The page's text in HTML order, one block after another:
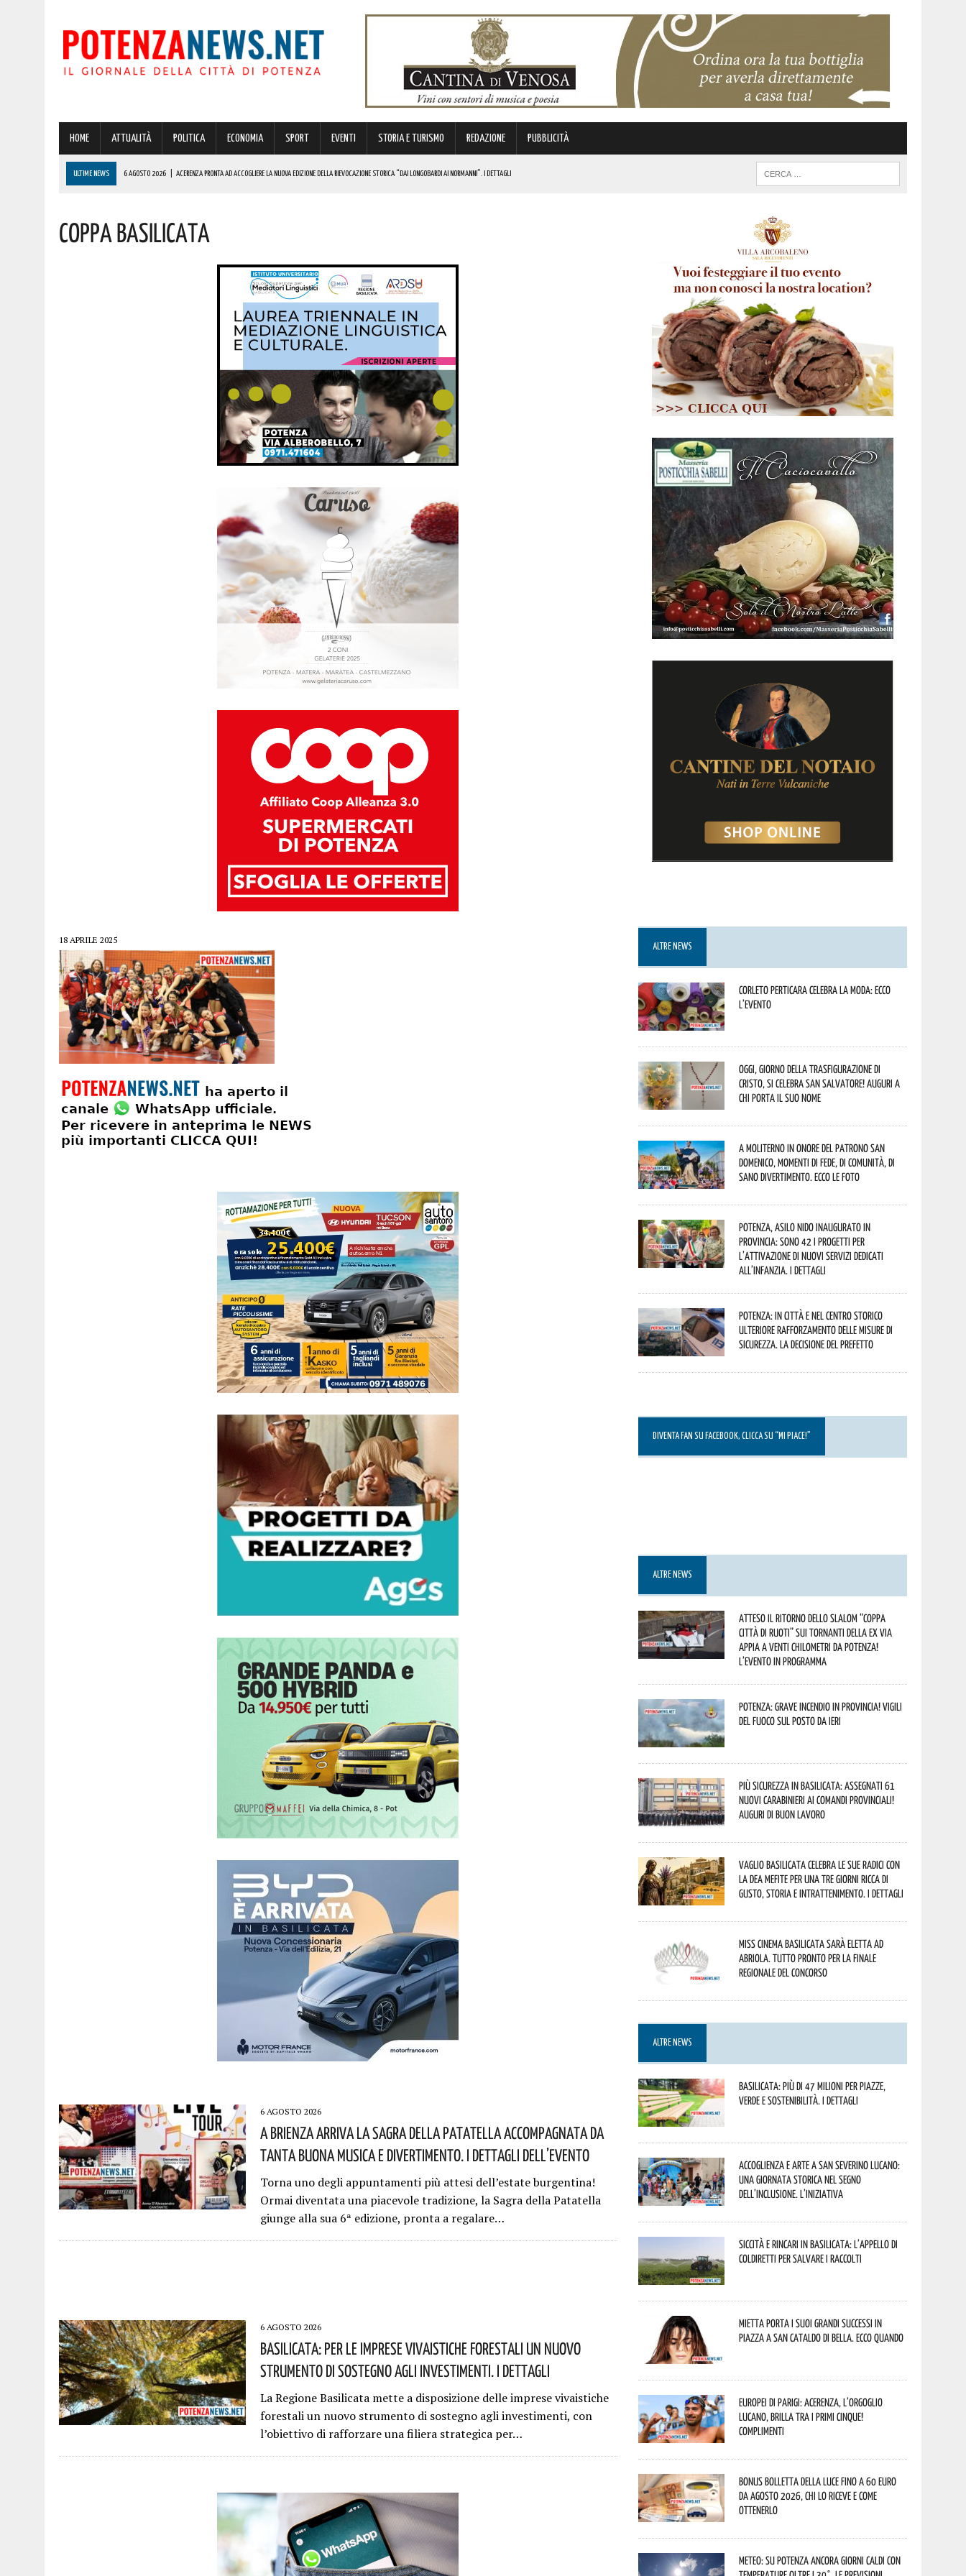
HOME ATTUALITÀ POLITICA ECONOMIA SPORT EVENTI STORIA E TURISMO REDAZIONE PUBBLICITÀ
ULTIME NEWS 6 AGOSTO 2026 ACERENZA PRONTA AD ACCOGLIERE LA NUOVA EDIZIONE DELLA RIEVOCAZIONE STORICA “DAI LONGOBARDI AI NORMANNI”. I DETTAGLI
6 AGOSTO 2026 | BASILICATA: PER LE IMPRESE VIVAISTICHE FORESTALI UN NUOVO STRUMENTO DI SOSTEGNO AGLI INVESTIMENTI. I DETTAGLI
POTENZA, INCENDIO IN UN’ABITAZIONE IN PROVINCIA!
Coppa Basilicata
18 APRILE 2025
6 AGOSTO 2026
A Brienza Arriva La Sagra Della Patatella Accompagnata Da
Tanta Buona Musica E Divertimento. I Dettagli Dell’evento
Torna uno degli appuntamenti più attesi dell’estate burgentina!
Ormai diventata una piacevole tradizione, la Sagra della Patatella
giunge alla sua 6ª edizione, pronta a regalare…
6 AGOSTO 2026
Basilicata: Per Le Imprese Vivaistiche Forestali Un Nuovo
Strumento Di Sostegno Agli Investimenti. I Dettagli
La Regione Basilicata mette a disposizione delle imprese vivaistiche
forestali un nuovo strumento di sostegno agli investimenti, con
l’obiettivo di rafforzare una filiera strategica per…
ALTRE NEWS
Corleto Perticara celebra la moda: ecco
l’evento
Oggi, giorno della Trasfigurazione di
Cristo, si celebra San Salvatore! Auguri a
chi porta il suo nome
A Moliterno in onore del Patrono San
Domenico, momenti di fede, di comunità, di
sano divertimento. Ecco le foto
Potenza, asilo nido inaugurato in
provincia: sono 42 i progetti per
l’attivazione di nuovi servizi dedicati
all’infanzia. I dettagli
Potenza: in città e nel centro storico
ulteriore rafforzamento delle misure di
sicurezza. La decisione del Prefetto
DIVENTA FAN SU FACEBOOK, CLICCA SU “MI PIACE!”
ALTRE NEWS
Atteso il ritorno dello slalom “Coppa
Città di Ruoti” sui tornanti della ex via
Appia a venti chilometri da Potenza!
L’evento in programma
Potenza: grave incendio in Provincia! Vigili
del fuoco sul posto da ieri
Più sicurezza in Basilicata: assegnati 61
nuovi Carabinieri ai Comandi provinciali!
Auguri di buon lavoro
Vaglio Basilicata celebra le sue radici con
la Dea Mefite per una tre giorni ricca di
gusto, storia e intrattenimento. I dettagli
Miss Cinema Basilicata sarà eletta ad
Abriola. Tutto pronto per la finale
regionale del concorso
ALTRE NEWS
Basilicata: più di 47 milioni per piazze,
verde e sostenibilità. I dettagli
Accoglienza e arte a San Severino Lucano:
una giornata storica nel segno
dell’inclusione. L’iniziativa
Siccità e rincari in Basilicata: l’appello di
Coldiretti per salvare i raccolti
Mietta porta i suoi grandi successi in
piazza a San Cataldo di Bella. Ecco quando
Europei di Parigi: Acerenza, l’orgoglio
lucano, brilla tra i primi cinque!
Complimenti
Bonus bolletta della luce fino a 60 euro
da agosto 2026, chi lo riceve e come
ottenerlo
Meteo: su Potenza ancora giorni caldi con